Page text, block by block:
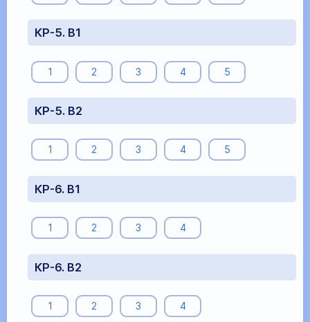
КР-5. В1
1 2 3 4 5
КР-5. В2
1 2 3 4 5
КР-6. В1
1 2 3 4
КР-6. В2
1 2 3 4